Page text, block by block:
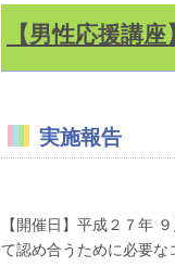
【男性応援講
実施報告
【開催日】平成２７年
て認め合うために必要な